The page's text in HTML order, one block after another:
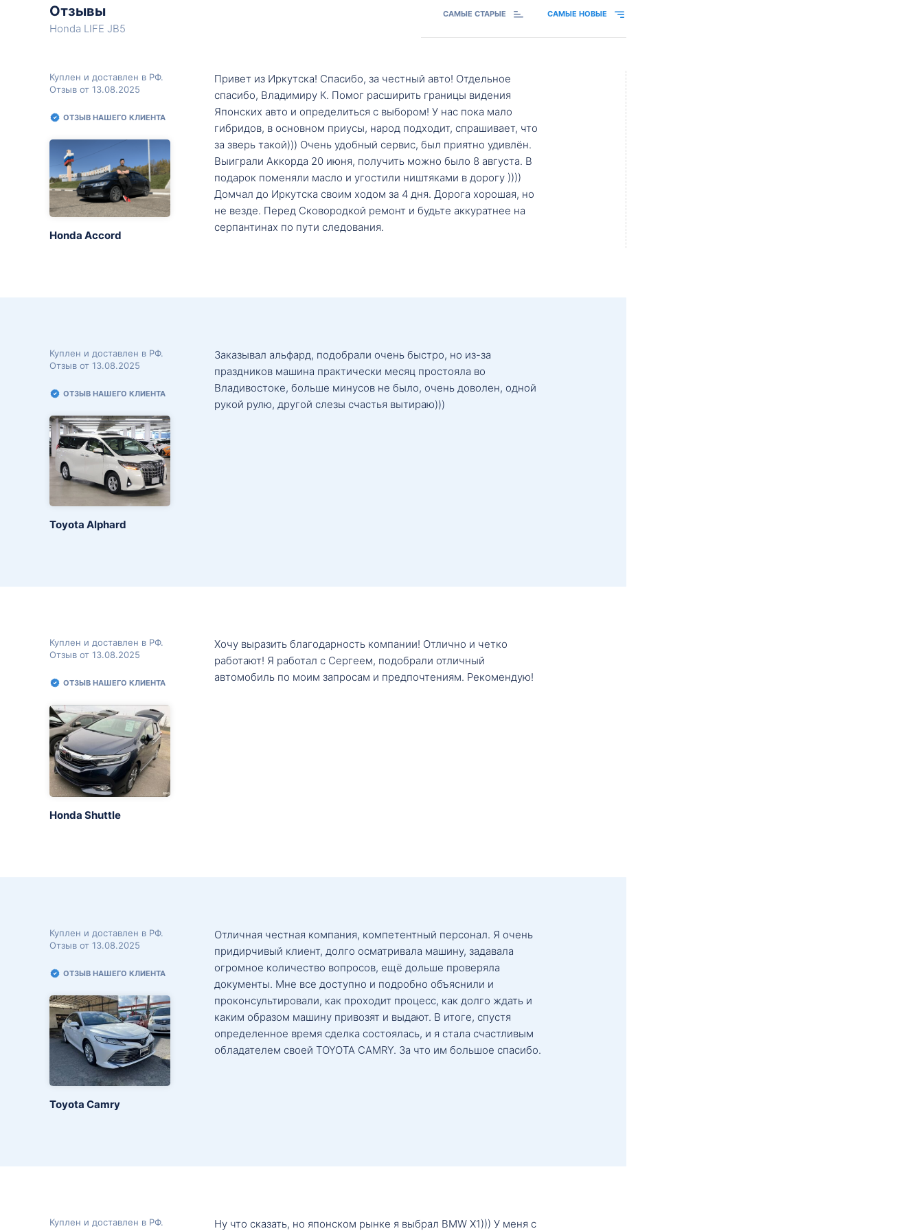
Отзывы
Honda LIFE JB5
САМЫЕ СТАРЫЕ САМЫЕ НОВЫЕ
Куплен и доставлен в РФ.
Отзыв от 13.08.2025
ОТЗЫВ НАШЕГО КЛИЕНТА
Honda Accord
Привет из Иркутска! Спасибо, за честный авто! Отдельное
спасибо, Владимиру К. Помог расширить границы видения
Японских авто и определиться с выбором! У нас пока мало
гибридов, в основном приусы, народ подходит, спрашивает, что
за зверь такой))) Очень удобный сервис, был приятно удивлён.
Выиграли Аккорда 20 июня, получить можно было 8 августа. В
подарок поменяли масло и угостили ништяками в дорогу ))))
Домчал до Иркутска своим ходом за 4 дня. Дорога хорошая, но
не везде. Перед Сковородкой ремонт и будьте аккуратнее на
серпантинах по пути следования.
Куплен и доставлен в РФ.
Отзыв от 13.08.2025
ОТЗЫВ НАШЕГО КЛИЕНТА
Toyota Alphard
Заказывал альфард, подобрали очень быстро, но из-за
праздников машина практически месяц простояла во
Владивостоке, больше минусов не было, очень доволен, одной
рукой рулю, другой слезы счастья вытираю)))
Куплен и доставлен в РФ.
Отзыв от 13.08.2025
ОТЗЫВ НАШЕГО КЛИЕНТА
Honda Shuttle
Хочу выразить благодарность компании! Отлично и четко
работают! Я работал с Сергеем, подобрали отличный
автомобиль по моим запросам и предпочтениям. Рекомендую!
Куплен и доставлен в РФ.
Отзыв от 13.08.2025
ОТЗЫВ НАШЕГО КЛИЕНТА
Toyota Camry
Отличная честная компания, компетентный персонал. Я очень
придирчивый клиент, долго осматривала машину, задавала
огромное количество вопросов, ещё дольше проверяла
документы. Мне все доступно и подробно объяснили и
проконсультировали, как проходит процесс, как долго ждать и
каким образом машину привозят и выдают. В итоге, спустя
определенное время сделка состоялась, и я стала счастливым
обладателем своей TOYOTA CAMRY. За что им большое спасибо.
Куплен и доставлен в РФ.
Ну что сказать, но японском рынке я выбрал BMW X1))) У меня с